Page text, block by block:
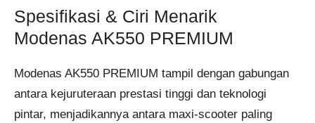
Spesifikasi & Ciri Menarik
Modenas AK550 PREMIUM
Modenas AK550 PREMIUM tampil dengan gabungan
antara kejuruteraan prestasi tinggi dan teknologi
pintar, menjadikannya antara maxi-scooter paling